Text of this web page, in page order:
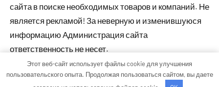
сайта в поиске необходимых товаров и компаний. Не
является рекламой! За неверную и изменившуюся
информацию Администрация сайта
ответственность не несет.
Тема WordPress: Occasio от ThemeZee.
Этот веб-сайт использует файлы cookie для улучшения
пользовательского опыта. Продолжая пользоваться сайтом, вы даете